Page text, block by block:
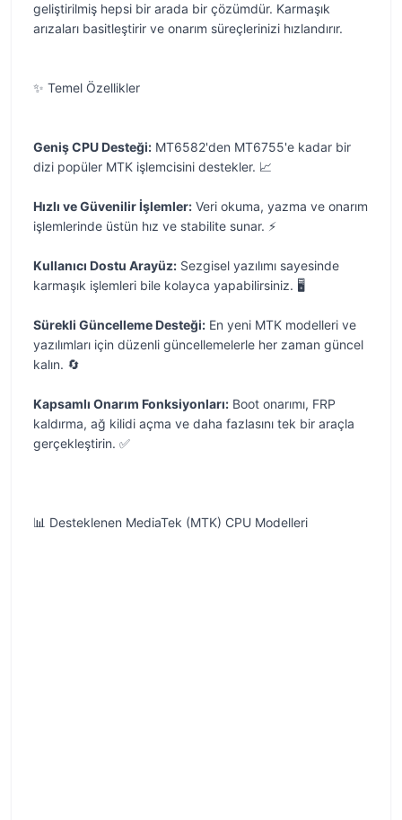
geliştirilmiş hepsi bir arada bir çözümdür. Karmaşık
arızaları basitleştirir ve onarım süreçlerinizi hızlandırır.
✨ Temel Özellikler
Geniş CPU Desteği: MT6582'den MT6755'e kadar bir
dizi popüler MTK işlemcisini destekler. 📈
Hızlı ve Güvenilir İşlemler: Veri okuma, yazma ve onarım
işlemlerinde üstün hız ve stabilite sunar. ⚡
Kullanıcı Dostu Arayüz: Sezgisel yazılımı sayesinde
karmaşık işlemleri bile kolayca yapabilirsiniz. 🖥️
Sürekli Güncelleme Desteği: En yeni MTK modelleri ve
yazılımları için düzenli güncellemelerle her zaman güncel
kalın. 🔄
Kapsamlı Onarım Fonksiyonları: Boot onarımı, FRP
kaldırma, ağ kilidi açma ve daha fazlasını tek bir araçla
gerçekleştirin. ✅
📊 Desteklenen MediaTek (MTK) CPU Modelleri